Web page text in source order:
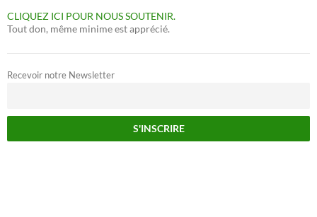
CLIQUEZ ICI POUR NOUS SOUTENIR.
Tout don, même minime est apprécié.
Recevoir notre Newsletter